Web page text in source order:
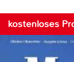
kostenloses